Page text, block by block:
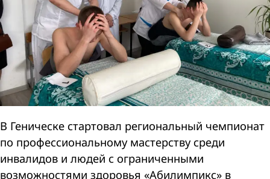
В Геническе стартовал региональный чемпионат
по профессиональному мастерству среди
инвалидов и людей с ограниченными
возможностями здоровья «Абилимпикс» в